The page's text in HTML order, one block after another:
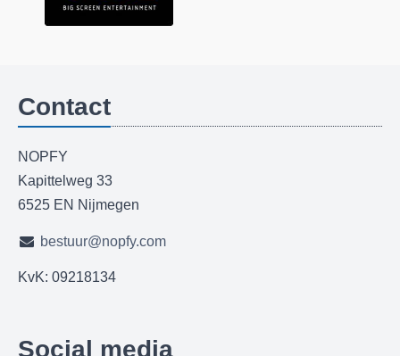
Contact
NOPFY
Kapittelweg 33
6525 EN Nijmegen
bestuur@nopfy.com
KvK: 09218134
Social media